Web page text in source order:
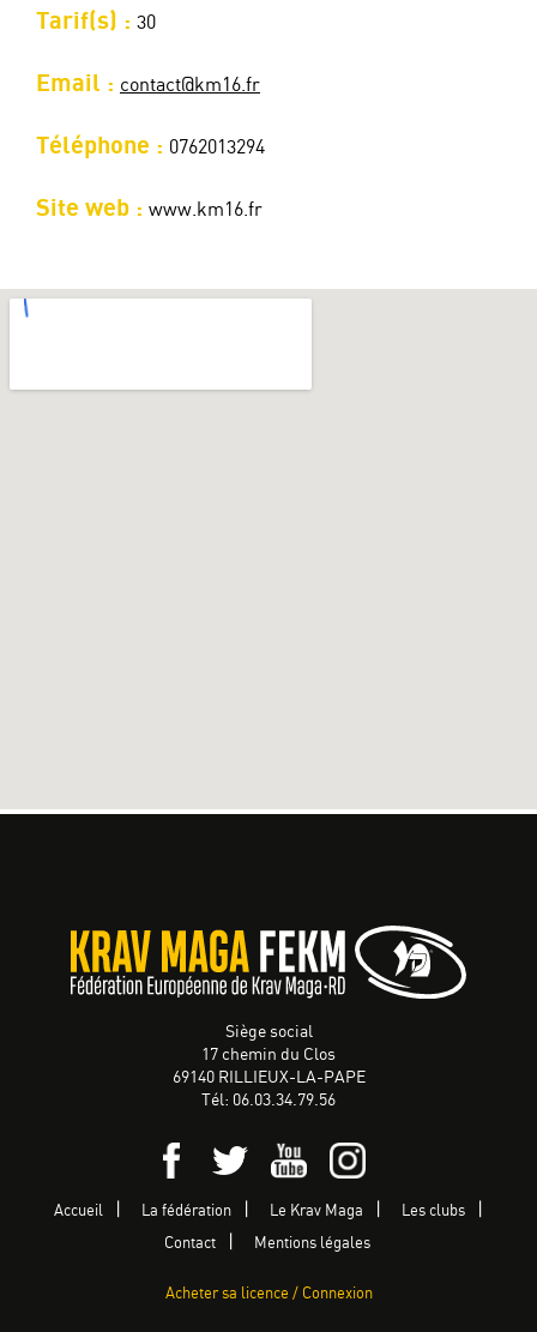
Tarif(s) : 30
Email : contact@km16.fr
Téléphone : 0762013294
Site web : www.km16.fr
Siège social
17 chemin du Clos
69140 RILLIEUX-LA-PAPE
Tél: 06.03.34.79.56
Accueil La fédération Le Krav Maga Les clubs
Contact Mentions légales
Acheter sa licence / Connexion